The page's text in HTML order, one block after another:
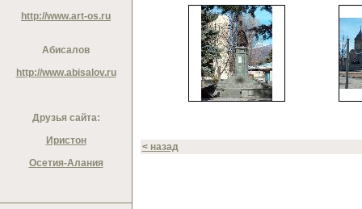
http://www.art-os.ru
Абисалов
http://www.abisalov.ru
Друзья сайта:
Иристон
Осетия-Алания
< назад